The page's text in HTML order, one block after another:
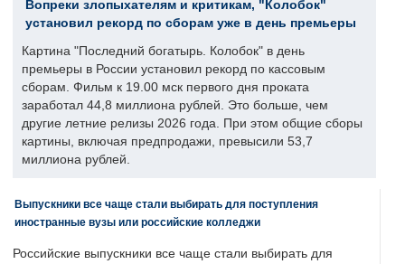
Вопреки злопыхателям и критикам, "Колобок"
установил рекорд по сборам уже в день премьеры
Картина "Последний богатырь. Колобок" в день
премьеры в России установил рекорд по кассовым
сборам. Фильм к 19.00 мск первого дня проката
заработал 44,8 миллиона рублей. Это больше, чем
другие летние релизы 2026 года. При этом общие сборы
картины, включая предпродажи, превысили 53,7
миллиона рублей.
Выпускники все чаще стали выбирать для поступления
иностранные вузы или российские колледжи
Российские выпускники все чаще стали выбирать для